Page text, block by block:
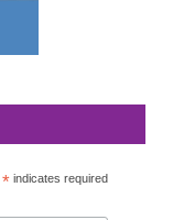
*indicates required